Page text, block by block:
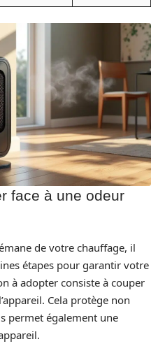
face à une odeur
de votre chauffage, il
étapes pour garantir votre
à adopter consiste à couper
Cela protège non
permet également une